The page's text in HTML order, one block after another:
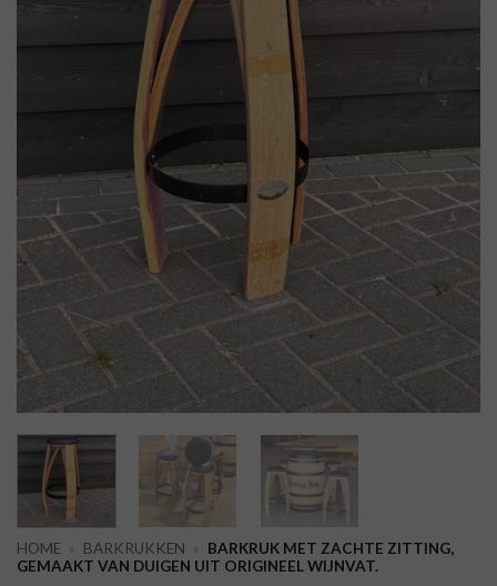
HOME » BARKRUKKEN » BARKRUK MET ZACHTE ZITTING,
GEMAAKT VAN DUIGEN UIT ORIGINEEL WIJNVAT.